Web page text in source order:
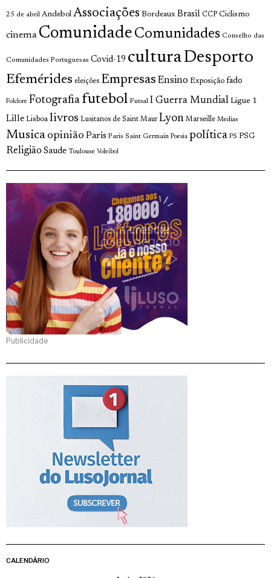
25 de abril Andebol Associações Bordeaux Brasil CCP Ciclismo
cinema Comunidade Comunidades Conselho das
Comunidades Portuguesas Covid-19 culturaDesporto
Efemérides eleições Empresas Ensino Exposição fado
Folclore Fotografia futebol Futsal I Guerra Mundial Ligue 1
Lille Lisboa livros Lusitanos de Saint Maur Lyon Marseille Medias
Musica opinião Paris Paris Saint Germain Poesia política PS PSG
Religião Saude Toulouse Voleibol
Publicidade
CALENDÁRIO